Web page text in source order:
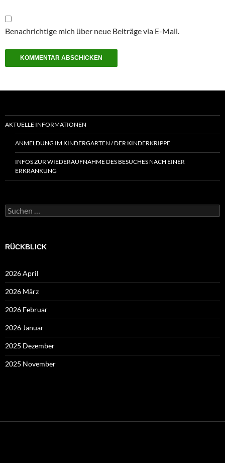
Benachrichtige mich über neue Beiträge via E-Mail.
AKTUELLE INFORMATIONEN
ANMELDUNG IM KINDERGARTEN / DER KINDERKRIPPE
INFOS ZUR WIEDERAUFNAHME DES BESUCHES NACH EINER
ERKRANKUNG
Suchen
nach:
RÜCKBLICK
2026 April
2026 März
2026 Februar
2026 Januar
2025 Dezember
2025 November